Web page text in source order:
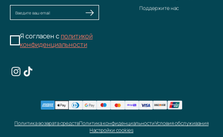
Я согласен с политикой
конфиденциальности
Поддержите нас
Политика возврата средствПолитика конфиденциальностиУсловия обслуживания
Настройки cookies